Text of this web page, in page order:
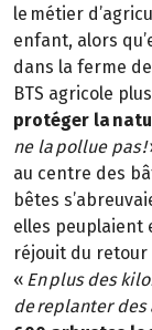
le métier
enfant, alors
dans la ferme
BTS agricole
protéger la
ne la pollue pas !
au centre des
bêtes
elles peuplaient
réjouit du retour
« En plus des
de replanter des